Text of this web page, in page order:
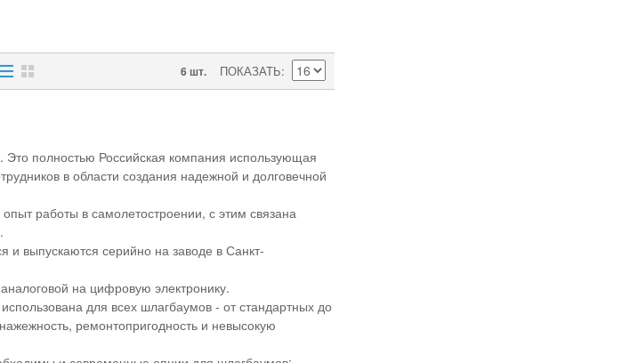
6 шт. ПОКАЗАТЬ
полностью Российская компания использующая
в области создания надежной и долговечной
работы в самолетостроении, с этим связана
и выпускаются серийно на заводе в Санкт-
на цифровую электронику.
для всех шлагбаумов - от стандартных до
ремонтопригодность и невысокую